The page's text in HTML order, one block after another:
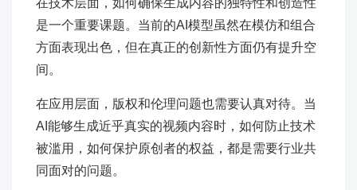
在技术层面，如何确保生成内容的独特性和创造性
是一个重要课题。当前的AI模型虽然在模仿和组合
方面表现出色，但在真正的创新性方面仍有提升空
间。
在应用层面，版权和伦理问题也需要认真对待。当
AI能够生成近乎真实的视频内容时，如何防止技术
被滥用，如何保护原创者的权益，都是需要行业共
同面对的问题。